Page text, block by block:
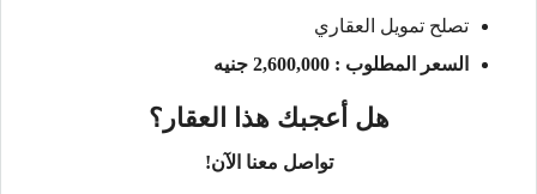
تصلح تمويل العقاري
السعر المطلوب : 2,600,000 جنيه
هل أعجبك هذا العقار؟
تواصل معنا الآن!